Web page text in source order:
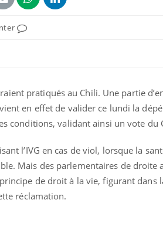
pratiqués au Chili. Une partie
en effet de valider ce lundi la
conditions, validant ainsi un vote du
l’IVG en cas de viol, lorsque la
Mais des parlementaires de droite
de droit à la vie, figurant dans
réclamation.